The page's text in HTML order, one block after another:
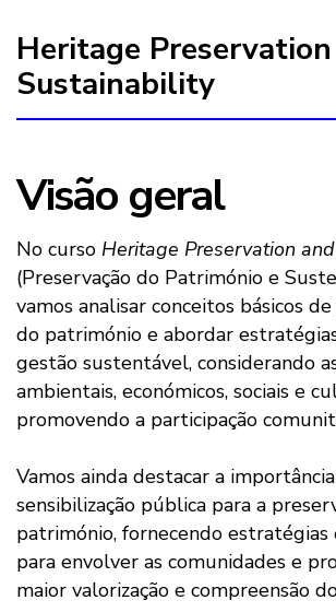
Heritage
Sustainability
Visão geral
No curso Heritage Preservation
(Preservação do Património e
vamos analisar conceitos básicos
do património e abordar
gestão sustentável, considerando
ambientais, económicos, sociais e
promovendo a participação
Vamos ainda destacar a
sensibilização pública para a
património, fornecendo
para envolver as comunidades e
maior valorização e compreensão